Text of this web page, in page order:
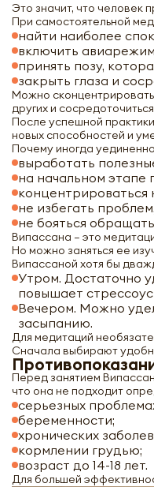
Это значит, что человек
При самостоятельной
найти наиболее
включить
принять позу,
закрыть глаза и
Можно
других и
После успешной
новых способностей и
Почему иногда
выработать
на начальном этапе
не избегать
не бояться
Випассана – это
Но можно заняться ее
Випассаной хотя бы
Утром. Достаточно
повышает
Вечером. Можно
засыпанию.
Для медитаций
Сначала выбирают
Перед занятием
что она не подходит
серьезных
беременности;
хронических
кормлении грудью;
возраст до 14-18 лет.
Для большей